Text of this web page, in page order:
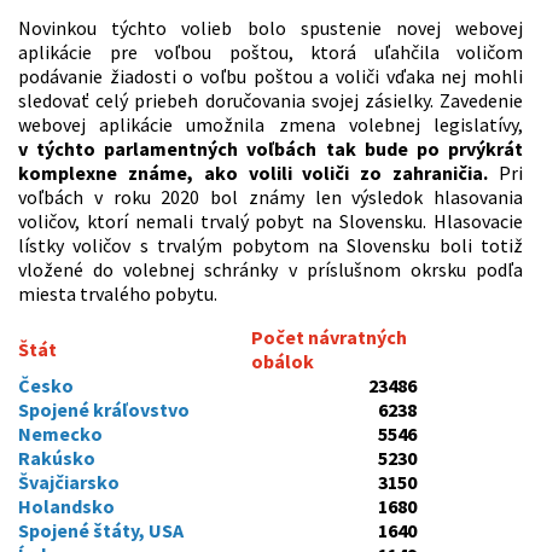
Novinkou týchto volieb bolo spustenie novej webovej
aplikácie pre voľbou poštou, ktorá uľahčila voličom
podávanie žiadosti o voľbu poštou a voliči vďaka nej mohli
sledovať celý priebeh doručovania svojej zásielky. Zavedenie
webovej aplikácie umožnila zmena volebnej legislatívy,
v týchto parlamentných voľbách tak bude po prvýkrát
komplexne známe, ako volili voliči zo zahraničia. Pri
voľbách v roku 2020 bol známy len výsledok hlasovania
voličov, ktorí nemali trvalý pobyt na Slovensku. Hlasovacie
lístky voličov s trvalým pobytom na Slovensku boli totiž
vložené do volebnej schránky v príslušnom okrsku podľa
miesta trvalého pobytu.
Štát
Počet návratných
obálok
Česko
23486
Spojené kráľovstvo
6238
Nemecko
5546
Rakúsko
5230
Švajčiarsko
3150
Holandsko
1680
Spojené štáty, USA
1640